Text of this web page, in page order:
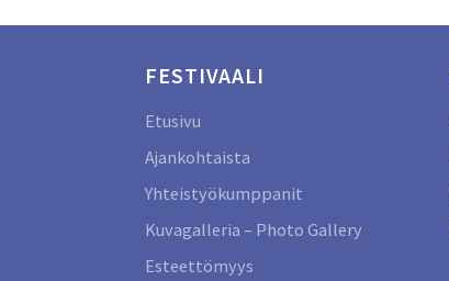
FESTIVAALI
Etusivu
Ajankohtaista
Yhteistyökumppanit
Kuvagalleria – Photo Gallery
Esteettömyys